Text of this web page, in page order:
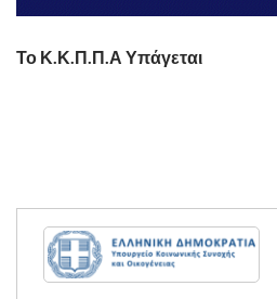
Το Κ.Κ.Π.Π.Α Υπάγεται